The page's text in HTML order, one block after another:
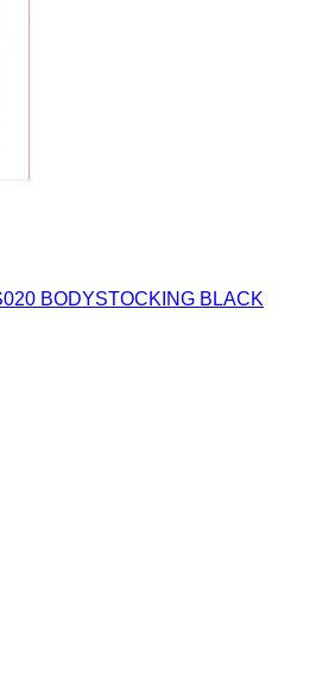
BODYSTOCKING BLACK